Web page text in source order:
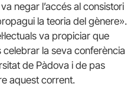
negar l’accés al consistori
la teoria del gènere».
va propiciar que
la seva conferència
de Pàdova i de pas
aquest corrent.